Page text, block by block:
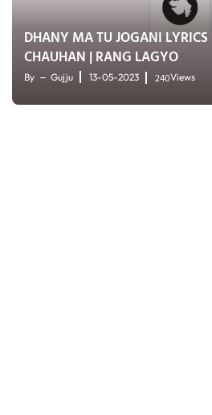
DHANY MA TU JOGANI
CHAUHAN | RANG LAGYO
By Gujju 13-05-2023 240Views